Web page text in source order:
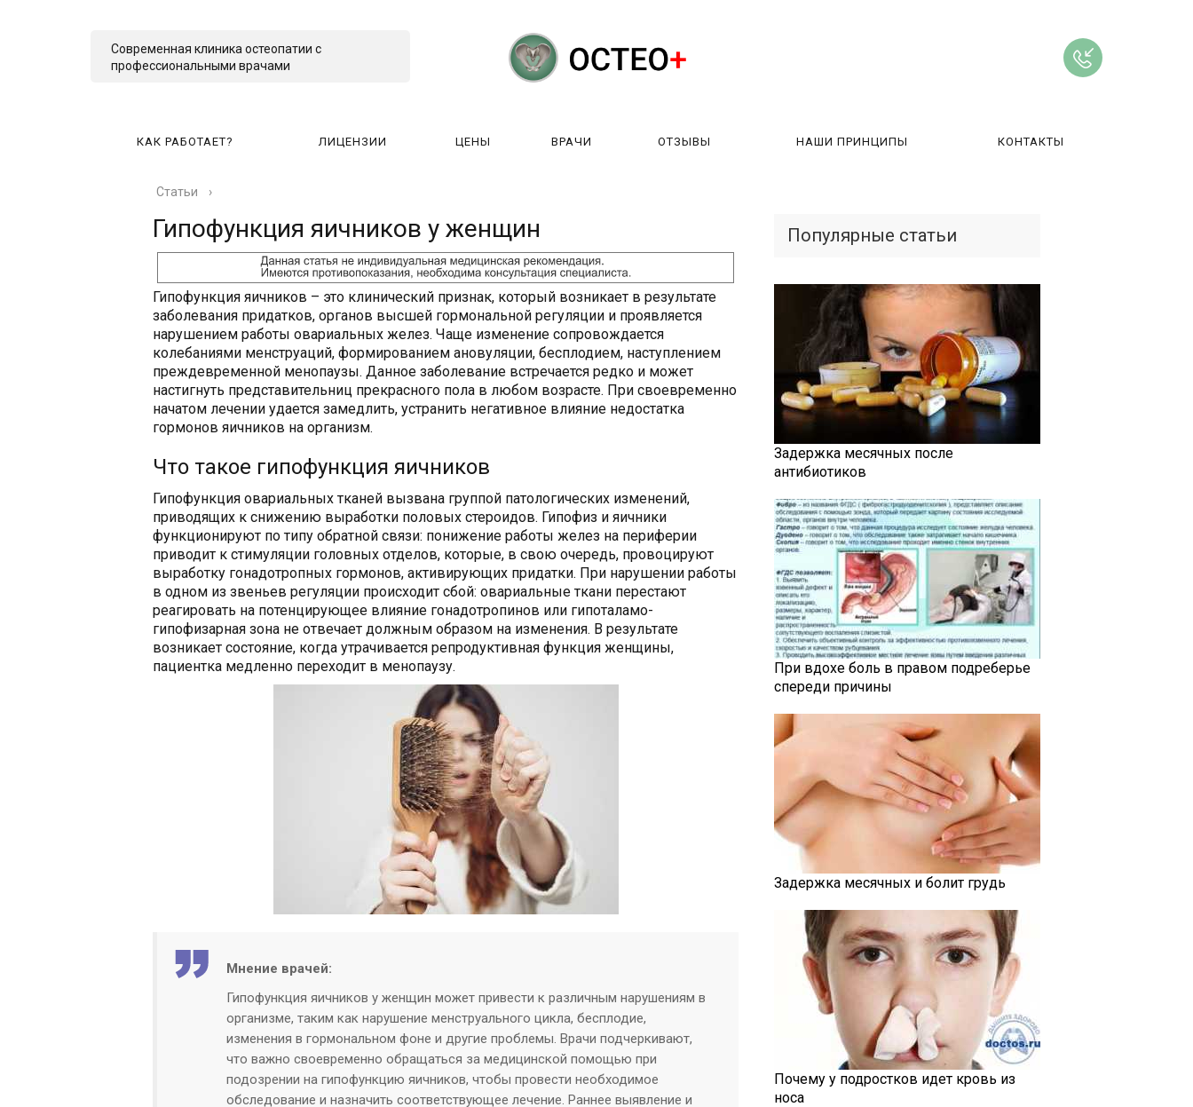
Современная клиника остеопатии с
профессиональными врачами
КАК РАБОТАЕТ? ЛИЦЕНЗИИ ЦЕНЫ ВРАЧИ ОТЗЫВЫ НАШИ ПРИНЦИПЫ КОНТАКТЫ
Статьи ›
Гипофункция яичников у женщин
Гипофункция яичников – это клинический признак, который возникает в результате
заболевания придатков, органов высшей гормональной регуляции и проявляется
нарушением работы овариальных желез. Чаще изменение сопровождается
колебаниями менструаций, формированием ановуляции, бесплодием, наступлением
преждевременной менопаузы. Данное заболевание встречается редко и может
настигнуть представительниц прекрасного пола в любом возрасте. При своевременно
начатом лечении удается замедлить, устранить негативное влияние недостатка
гормонов яичников на организм.
Что такое гипофункция яичников
Гипофункция овариальных тканей вызвана группой патологических изменений,
приводящих к снижению выработки половых стероидов. Гипофиз и яичники
функционируют по типу обратной связи: понижение работы желез на периферии
приводит к стимуляции головных отделов, которые, в свою очередь, провоцируют
выработку гонадотропных гормонов, активирующих придатки. При нарушении работы
в одном из звеньев регуляции происходит сбой: овариальные ткани перестают
реагировать на потенцирующее влияние гонадотропинов или гипоталамо-
гипофизарная зона не отвечает должным образом на изменения. В результате
возникает состояние, когда утрачивается репродуктивная функция женщины,
пациентка медленно переходит в менопаузу.
Мнение врачей:
Гипофункция яичников у женщин может привести к различным нарушениям в
организме, таким как нарушение менструального цикла, бесплодие,
изменения в гормональном фоне и другие проблемы. Врачи подчеркивают,
что важно своевременно обращаться за медицинской помощью при
подозрении на гипофункцию яичников, чтобы провести необходимое
обследование и назначить соответствующее лечение. Раннее выявление и
Популярные статьи
Задержка месячных после
антибиотиков
При вдохе боль в правом подреберье
спереди причины
Задержка месячных и болит грудь
Почему у подростков идет кровь из
носа